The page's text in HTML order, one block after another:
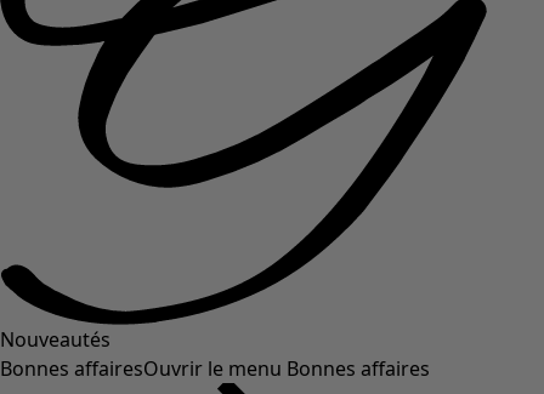
Nouveautés
Bonnes affairesOuvrir le menu Bonnes affaires